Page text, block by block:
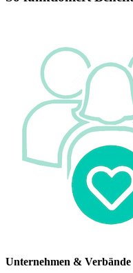
Unternehmen & Verbände